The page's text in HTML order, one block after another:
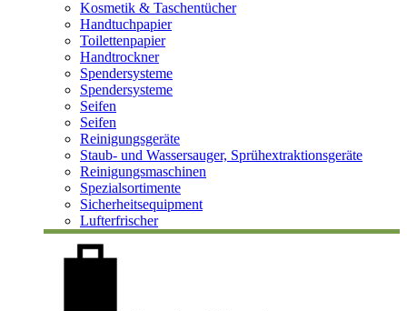
Kosmetik & Taschentücher
Handtuchpapier
Toilettenpapier
Handtrockner
Spendersysteme
Spendersysteme
Seifen
Seifen
Reinigungsgeräte
Staub- und Wassersauger, Sprühextraktionsgeräte
Reinigungsmaschinen
Spezialsortimente
Sicherheitsequipment
Lufterfrischer